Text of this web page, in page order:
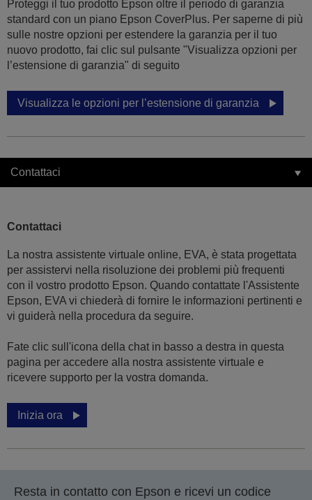
Proteggi il tuo prodotto Epson oltre il periodo di garanzia
standard con un piano Epson CoverPlus. Per saperne di più
sulle nostre opzioni per estendere la garanzia per il tuo
nuovo prodotto, fai clic sul pulsante "Visualizza opzioni per
l’estensione di garanzia" di seguito
Visualizza le opzioni per l’estensione di garanzia
Contattaci
Contattaci
La nostra assistente virtuale online, EVA, è stata progettata
per assistervi nella risoluzione dei problemi più frequenti
con il vostro prodotto Epson. Quando contattate l'Assistente
Epson, EVA vi chiederà di fornire le informazioni pertinenti e
vi guiderà nella procedura da seguire.
Fate clic sull'icona della chat in basso a destra in questa
pagina per accedere alla nostra assistente virtuale e
ricevere supporto per la vostra domanda.
Inizia ora
Resta in contatto con Epson e ricevi un codice